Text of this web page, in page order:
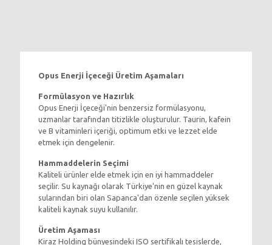
Opus Enerji İçeceği Üretim Aşamaları
Formülasyon ve Hazırlık
Opus Enerji İçeceği'nin benzersiz formülasyonu,
uzmanlar tarafından titizlikle oluşturulur. Taurin, kafein
ve B vitaminleri içeriği, optimum etki ve lezzet elde
etmek için dengelenir.
Hammaddelerin Seçimi
Kaliteli ürünler elde etmek için en iyi hammaddeler
seçilir. Su kaynağı olarak Türkiye'nin en güzel kaynak
sularından biri olan Sapanca'dan özenle seçilen yüksek
kaliteli kaynak suyu kullanılır.
Üretim Aşaması
Kiraz Holding bünyesindeki ISO sertifikalı tesislerde,